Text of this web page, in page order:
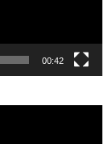
00:42